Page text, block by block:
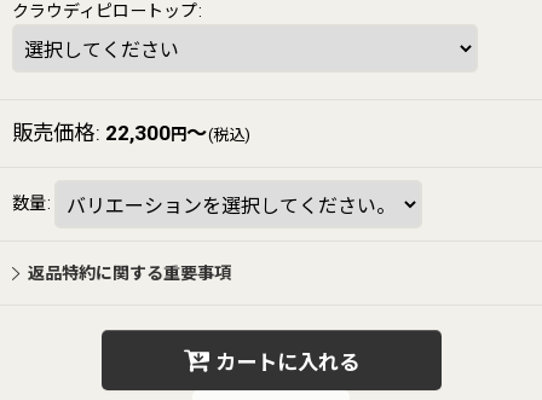
クラウディピロートップ:
販売価格: 22,300円～(税込)
数量:
返品特約に関する重要事項
カートに入れる